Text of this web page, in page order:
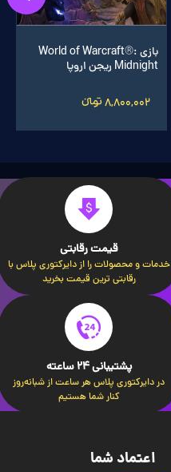
بازی World of Warcraft®:
Midnight ریجن اروپا
8,800,002 تومانءءء
قیمت رقابتی
خدمات و محصولات را از دایرکتوری پلاس با
رقابتی ترین قیمت بخرید
پشتیبانی 24 ساعته
در دایرکتوری پلاس هر ساعت از شبانه‌روز
کنار شما هستیم
اعتماد شما